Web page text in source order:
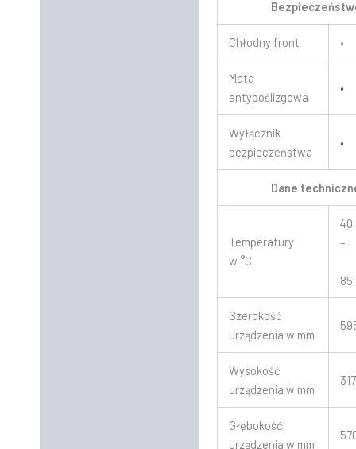
Chłodny front •
Mata
antypoślizgowa
•
Wyłącznik
bezpieczeństwa
•
Dane
Temperatury
w °C
40
–
85
Szerokość
urządzenia w mm
Wysokość
urządzenia w mm
317
Głębokość
urządzenia w mm